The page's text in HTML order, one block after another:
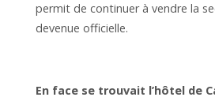
permit de continuer à vendre la
devenue officielle.
En face se trouvait l’hôtel de